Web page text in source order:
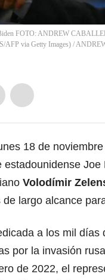
FOTO: ANDREW
via Getty Images) /
18 de noviembre
estadounidense Joe
Volodímir
largo alcance
a los mil días
por la invasión
de 2022, el